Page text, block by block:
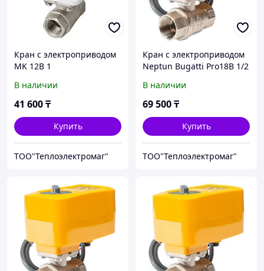
Кран с электроприводом
MK 12B 1
В наличии
41 600₸
Купить
ТОО"Теплоэлектромаг"
Кран с электроприводом
Neptun Bugatti Pro18B 1/2
В наличии
69 500₸
Купить
ТОО"Теплоэлектромаг"